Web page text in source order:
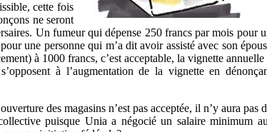
cette fois
ne seront
Un fumeur qui dépense 250 francs par mois pour
une personne qui m’a dit avoir assisté avec son
à 1000 francs, c’est acceptable, la vignette annuelle
à l’augmentation de la vignette en
des magasins n’est pas acceptée, il n’y aura pas
puisque Unia a négocié un salaire minimum